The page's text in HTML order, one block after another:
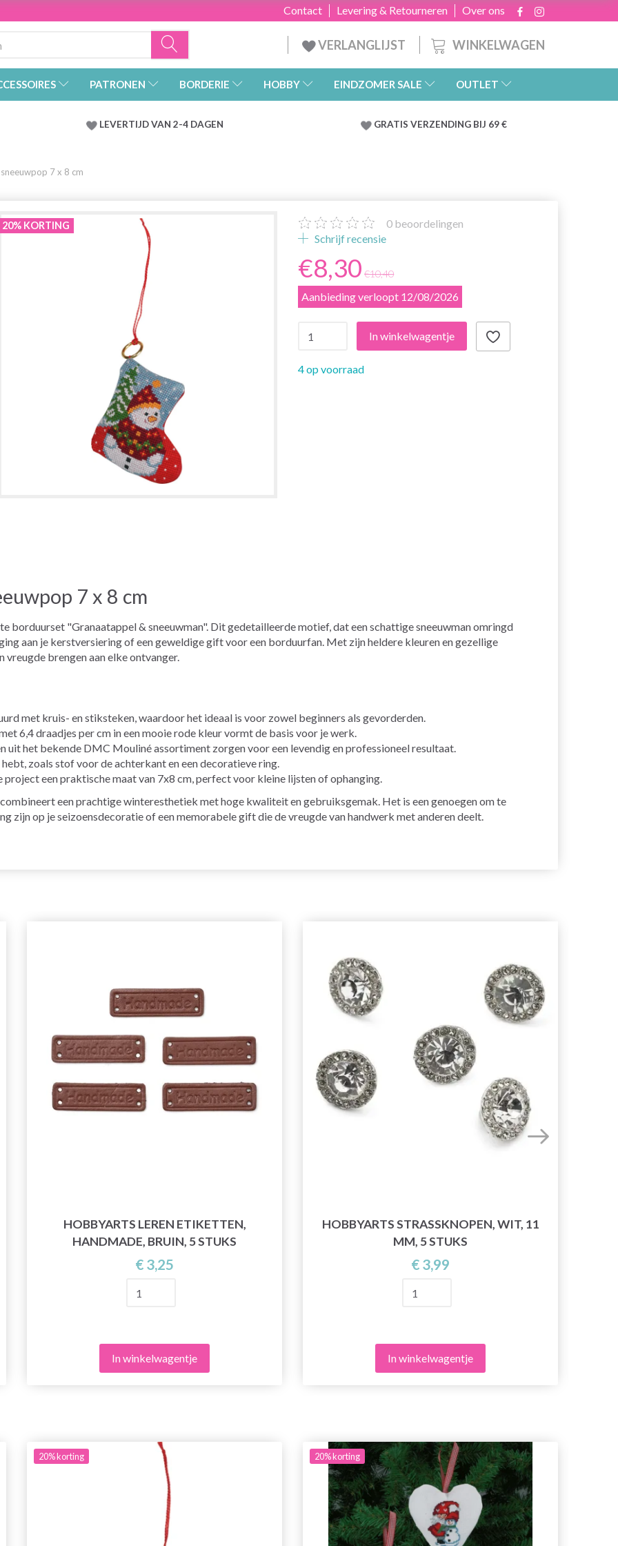
Over ons
Levering & Retourneren
Contact
WINKELWAGEN
VERLANGLIJST
PATRONEN BORDERIE HOBBY EINDZOMER SALE OUTLET
LEVERTIJD VAN 2-4 DAGEN GRATIS VERZENDING BIJ 69 €
7 x 8 cm
20% KORTING 0 beoordelingen
Schrijf recensie
€8,30 €10,40
Aanbieding verloopt 12/08/2026
In winkelwagentje
4 op voorraad
7 x 8 cm
borduurset "Granaatappel & sneeuwman". Dit gedetailleerde motief, dat een schattige sneeuwman omringd
aan je kerstversiering of een geweldige gift voor een borduurfan. Met zijn heldere kleuren en gezellige
brengen aan elke ontvanger.
met kruis- en stiksteken, waardoor het ideaal is voor zowel beginners als gevorderden.
6,4 draadjes per cm in een mooie rode kleur vormt de basis voor je werk.
uit het bekende DMC Mouliné assortiment zorgen voor een levendig en professioneel resultaat.
zoals stof voor de achterkant en een decoratieve ring.
een praktische maat van 7x8 cm, perfect voor kleine lijsten of ophanging.
een prachtige winteresthetiek met hoge kwaliteit en gebruiksgemak. Het is een genoegen om te
zijn op je seizoensdecoratie of een memorabele gift die de vreugde van handwerk met anderen deelt.
HOBBYARTS LEREN ETIKETTEN,
HANDMADE, BRUIN, 5 STUKS
€ 3,25
In winkelwagentje
HOBBYARTS STRASSKNOPEN, WIT, 11
MM, 5 STUKS
€ 3,99
In winkelwagentje
20%korting 20%korting